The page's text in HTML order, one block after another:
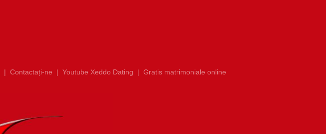
| Contactați-ne | Youtube Xeddo Dating | Gratis matrimoniale online